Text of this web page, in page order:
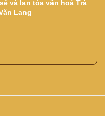
và lan tỏa văn hoá Trà
Lang